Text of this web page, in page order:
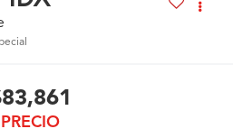
PRECIO